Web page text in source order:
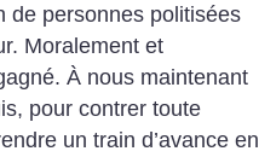
de personnes politisées
Moralement et
À nous maintenant
pour contrer toute
un train d’avance en